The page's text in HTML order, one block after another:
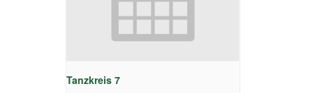
Tanzkreis 7